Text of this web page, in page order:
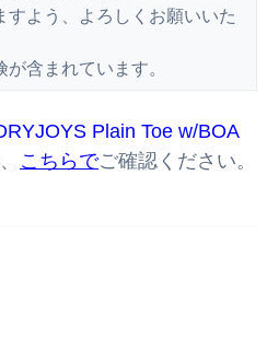
すよう、よろしくお願いいた
含まれています。
Plain Toe w/BOA
こちらでご確認ください。